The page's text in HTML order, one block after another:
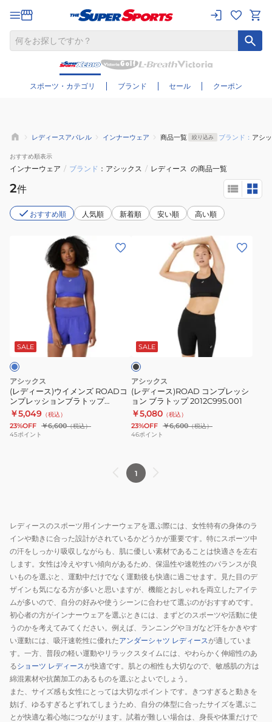
スポーツ・カテゴリ ブランド セール クーポン
さらに絞り込む
レディースアパレル インナーウェア 商品一覧 絞り込み ブランド： アシ
おすすめ順表示
インナーウェア / ブランド アシックス / レディース の商品一覧
2件
おすすめ順 人気順 新着順 安い順 高い順
メ
ン
ズ
ROAD
コ
ン
プ
ラ
ト
ッ
プ
2012C995.402
SALE
アシックス
(レディース)ウイメンズ ROADコ
ンプレッションブラトップ
2012C995.402
￥5,049 （税込）
23%OFF ￥6,600（税込）
45ポイント
プ
レ
ッ
シ
ョ
ン
ブ
ト
ッ
SALE
ブ
ラ
ッ
ク
アシックス
(レディース)ROAD コンプレッシ
ョン ブラトップ 2012C995.001
￥5,080 （税込）
23%OFF ￥6,600（税込）
46ポイント
1
レディースのスポーツ用インナーウェアを選ぶ際には、女性特有の身体のラ
インや動きに合った設計がされているかどうかが重要です。特にスポーツ中
の汗をしっかり吸収しながらも、肌に優しい素材であることは快適さを左右
します。女性は冷えやすい傾向があるため、保温性や速乾性のバランスが良
いものを選ぶと、運動中だけでなく運動後も快適に過ごせます。見た目のデ
ザインも気になる方が多いと思いますが、機能とおしゃれを両立したアイテ
ムが多いので、自分の好みや使うシーンに合わせて選ぶのがおすすめです。
初心者の方がインナーウェアを選ぶときには、まずどのスポーツや活動に使
うのかを考えてみてください。例えば、ランニングやヨガなど汗をかきやす
い運動には、吸汗速乾性に優れたアンダーシャツ レディースが適していま
す。一方、普段の軽い運動やリラックスタイムには、やわらかく伸縮性のあ
るショーツ レディースが快適です。肌との相性も大切なので、敏感肌の方は
綿混素材や抗菌加工のあるものを選ぶとよいでしょう。
また、サイズ感も女性にとっては大切なポイントです。きつすぎると動きを
妨げ、ゆるすぎるとずれてしまうため、自分の体型に合ったサイズを選ぶこ
とが快適な着心地につながります。試着が難しい場合は、身長や体重だけで